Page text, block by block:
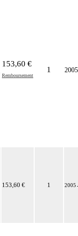
153,60 €
Remboursement
1 2005
153,60 € 1 2005